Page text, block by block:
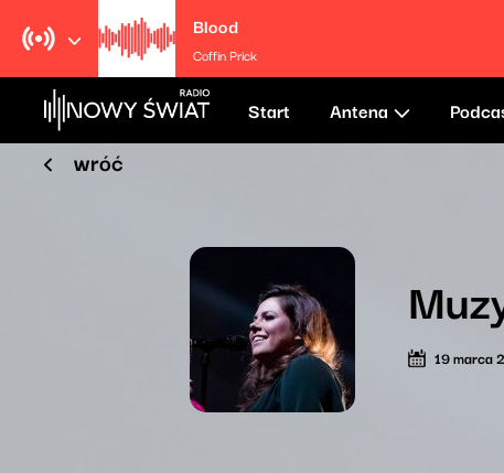
Blood
Coffin Prick
Start Antena
wróć
19 marca